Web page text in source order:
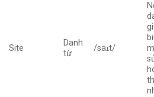
Site
Danh
từ
/saɪt/